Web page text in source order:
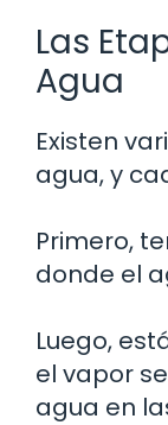
Las
Agua
Existen
agua, y
Primero,
donde el
Luego,
el vapor
agua en